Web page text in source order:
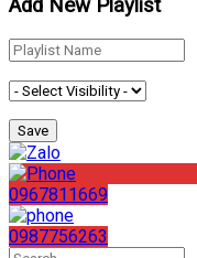
Add New Playlist
0967811669
0987756263